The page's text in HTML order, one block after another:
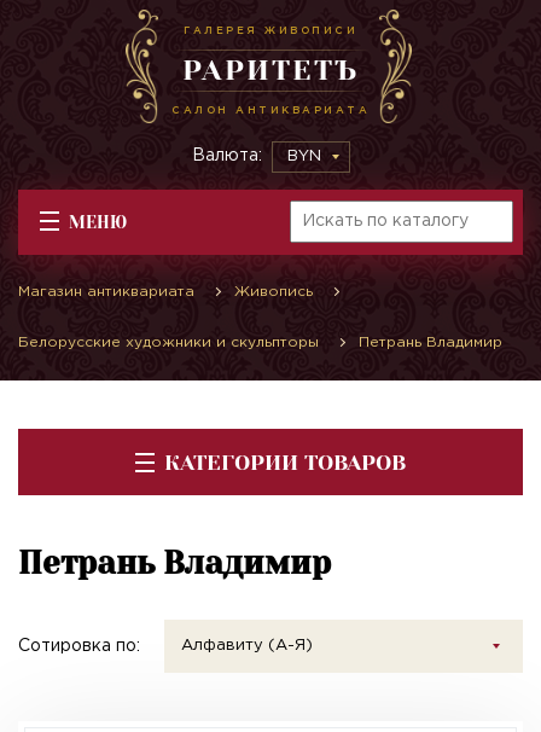
ГАЛЕРЕЯ ЖИВОПИСИ
РАРИТЕТЪ
САЛОН АНТИКВАРИАТА
Валюта: BYN
МЕНЮ
Магазин антиквариата Живопись
Белорусские художники и скульпторы Петрань Владимир
КАТЕГОРИИ ТОВАРОВ
Петрань Владимир
Сотировка по: Алфавиту (А-Я)